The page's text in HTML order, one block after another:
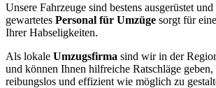
Unsere Fahrzeuge sind bestens ausgerüstet
gewartetes Personal für Umzüge sorgt für
Ihrer Habseligkeiten.
Als lokale Umzugsfirma sind wir in der
und können Ihnen hilfreiche Ratschläge
reibungslos und effizient wie möglich zu